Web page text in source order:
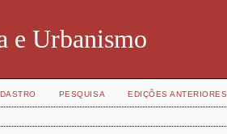
e Urbanismo
PESQUISA EDIÇÕES ANTERIORES